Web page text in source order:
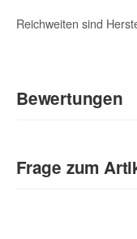
Reichweiten sind
Bewertungen
Sie Anderen bei der
Frage zum